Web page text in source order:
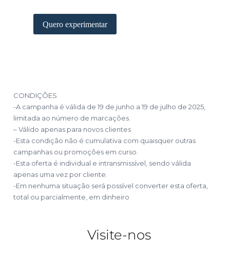
CONDIÇÕES
-A campanha é válida de 19 de junho a 19 de julho de 2025,
limitada ao número de marcações.
– Válido apenas para novos clientes
-Esta condição não é cumulativa com quaisquer outras
campanhas ou promoções em curso.
-Esta oferta é individual e intransmissível, sendo válida
apenas uma vez por cliente.
-Em nenhuma situação será possível converter esta oferta,
total ou parcialmente, em dinheiro
Visite-nos